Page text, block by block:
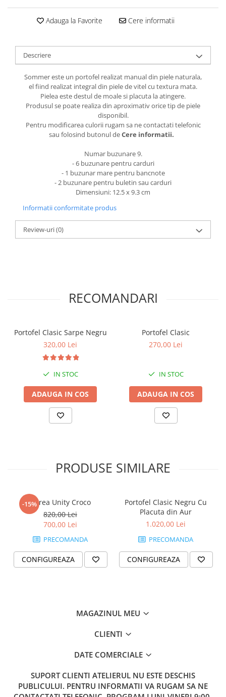
Adauga la Favorite Cere informatii
Descriere
Sommer este un portofel realizat manual din piele naturala,
el fiind realizat integral din piele de vitel cu textura mata.
Pielea este destul de moale si placuta la atingere.
Produsul se poate realiza din aproximativ orice tip de piele
disponibil.
Pentru modificarea culorii rugam sa ne contactati telefonic
sau folosind butonul deCere informatii.
Numar buzunare 9.
- 6 buzunare pentru carduri
- 1 buzunar mare pentru bancnote
- 2 buzunare pentru buletin sau carduri
Dimensiuni: 12.5 x 9.3 cm
Informatii conformitate produs
Review-uri(0)
RECOMANDARI
Portofel Clasic Sarpe Negru
320,00 Lei
IN STOC
ADAUGA IN COS
Portofel Clasic
270,00 Lei
IN STOC
ADAUGA IN COS
PRODUSE SIMILARE
-15%Curea Unity Croco
820,00 Lei
700,00 Lei
PRECOMANDA
CONFIGUREAZA
Portofel Clasic Negru Cu
Placuta din Aur
1.020,00 Lei
PRECOMANDA
CONFIGUREAZA
MAGAZINUL MEU
CLIENTI
DATE COMERCIALE
SUPORT CLIENTI ATELIERUL NU ESTE DESCHIS
PUBLICULUI. PENTRU INFORMATII VA RUGAM SA NE